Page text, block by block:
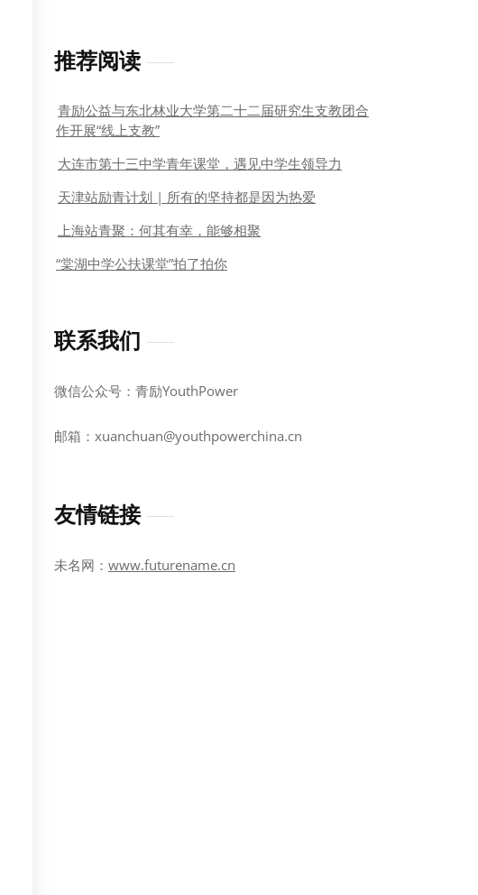
推荐阅读
青励公益与东北林业大学第二十二届研究生支教团合
作开展“线上支教”
大连市第十三中学青年课堂，遇见中学生领导力
天津站励青计划 | 所有的坚持都是因为热爱
上海站青聚：何其有幸，能够相聚
“棠湖中学公扶课堂”拍了拍你
联系我们
微信公众号：青励YouthPower
邮箱：xuanchuan@youthpowerchina.cn
友情链接
未名网： www.futurename.cn